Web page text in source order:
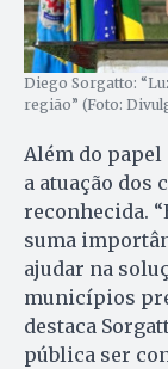
Diego Sorgatto:
região” (Foto:
Além do papel
a atuação dos
reconhecida.
suma
ajudar na
municípios
destaca
pública ser